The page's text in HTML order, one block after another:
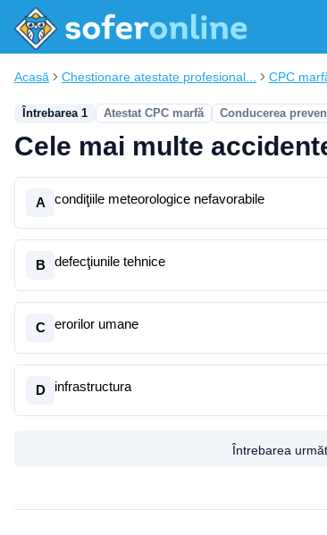
Acasă Chestionare atestate profesional... CPC
Întrebarea 1 Atestat CPC marfă Conducerea
Cele mai multe
A condiţiile meteorologice nefavorabile
B defecţiunile tehnice
C erorilor umane
D infrastructura
Întrebarea